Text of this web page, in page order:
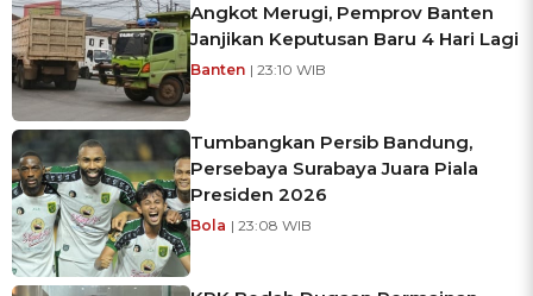
Angkot Merugi, Pemprov Banten
Janjikan Keputusan Baru 4 Hari Lagi
Banten | 23:10 WIB
Tumbangkan Persib Bandung,
Persebaya Surabaya Juara Piala
Presiden 2026
Bola | 23:08 WIB